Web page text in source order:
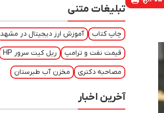
تبلیغات متنی
چاپ کتاب آموزش ارز دیجیتال در مشهد
قیمت نفت و ترامپ ریل کیت سرور HP
مصاحبه دکتری مخزن آب طبرستان
آخرین اخبار